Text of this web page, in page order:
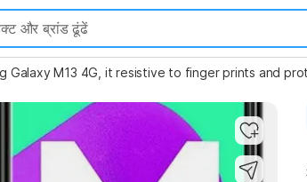
Galaxy M13 4G, it resistive to finger prints and